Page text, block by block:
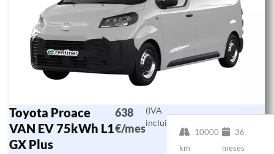
Toyota Proace
VAN EV 75kWh L1
GX Plus
638
€/mes
(IVA
incluido)
10000
km
36
meses